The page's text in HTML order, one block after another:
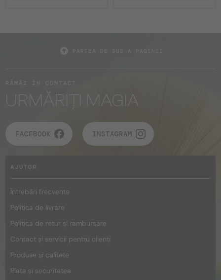
URMĂRIȚI MAGIA
FACEBOOK INSTAGRAM
AJUTOR
Întrebări frecvente
Politica de livrare
Politica de retur și rambursare
Contact și servicii pentru clienți
Produse și calitate
Plata și securitatea